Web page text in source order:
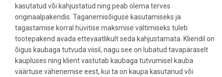
kasutatud või kahjustatud ning peab olema terves
originaalpakendis. Taganemisõiguse kasutamiseks ja
tagastamise korral hüvitise maksmise vältimiseks tuleb
tootepakend avada ettevaatlikult seda kahjustamata. Kliendil on
õigus kaubaga tutvuda viisil, nagu see on lubatud tavapäraselt
kaupluses ning klient vastutab kaubaga tutvumisel kauba
väärtuse vähenemise eest, kui ta on kaupa kasutanud või